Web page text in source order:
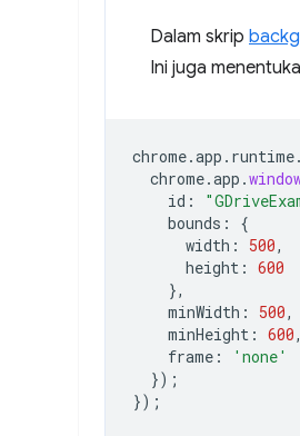
Dalam skrip
Ini juga
chrome.app . runtime.
chrome.app .
id :
bounds :
{
width : 500,
height : 600
},
minWidth : 500,
minHeight : 600,
frame :
'none'
});
});